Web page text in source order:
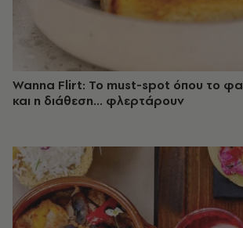
Wanna Flirt: Το must-spot όπου το
και η διάθεση... φλερτάρουν